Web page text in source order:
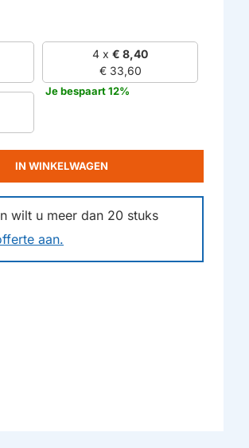
4 x€ 8,40
€ 33,60
Je bespaart 12%
wilt u meer dan 20 stuks
aan.
IN WINKELWAGEN